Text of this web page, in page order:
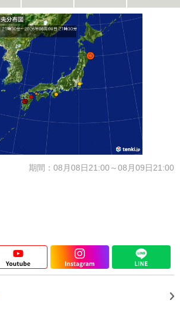
期間：08月08日21:00～08月09日21:00